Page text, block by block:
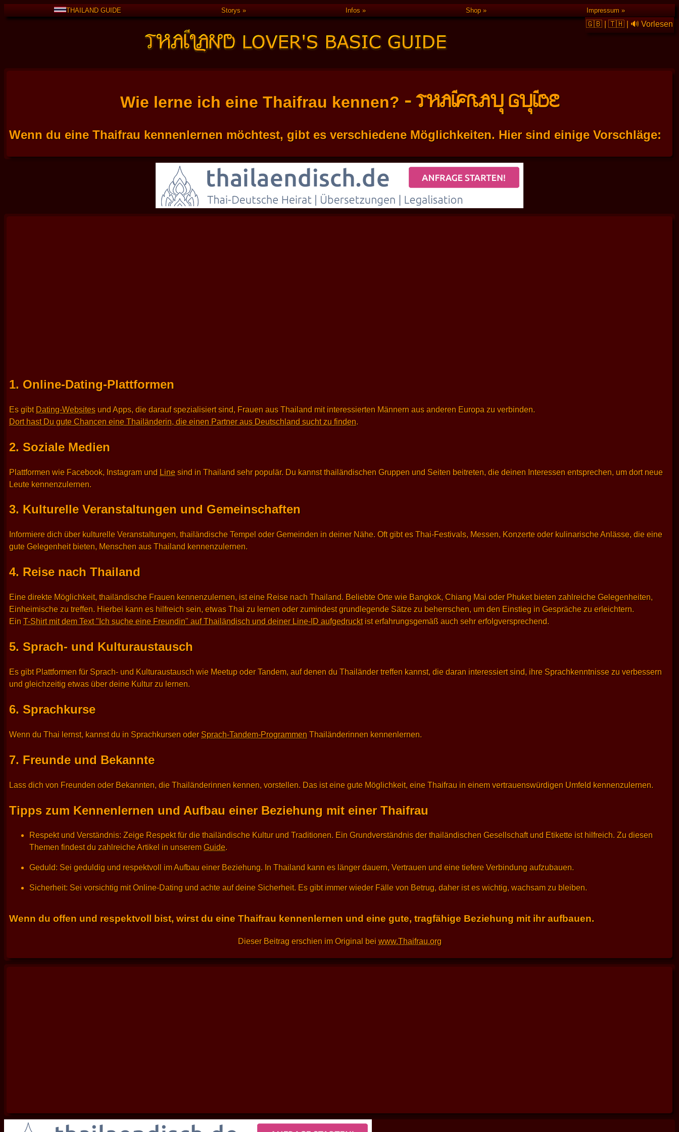
THAILAND GUIDE Storys Infos Shop Impressum
🇬🇧 | 🇹🇭 | 🔊 Vorlesen
Wie lerne ich eine Thaifrau kennen? - THAIFRAU GUIDE
Wenn du eine Thaifrau kennenlernen möchtest, gibt es verschiedene Möglichkeiten. Hier sind einige Vorschläge:
1. Online-Dating-Plattformen
Es gibt Dating-Websites und Apps, die darauf spezialisiert sind, Frauen aus Thailand mit interessierten Männern aus anderen Europa zu verbinden.
Dort hast Du gute Chancen eine Thailänderin, die einen Partner aus Deutschland sucht zu finden.
2. Soziale Medien
Plattformen wie Facebook, Instagram und Line sind in Thailand sehr populär. Du kannst thailändischen Gruppen und Seiten beitreten, die deinen Interessen entsprechen, um dort neue
Leute kennenzulernen.
3. Kulturelle Veranstaltungen und Gemeinschaften
Informiere dich über kulturelle Veranstaltungen, thailändische Tempel oder Gemeinden in deiner Nähe. Oft gibt es Thai-Festivals, Messen, Konzerte oder kulinarische Anlässe, die eine
gute Gelegenheit bieten, Menschen aus Thailand kennenzulernen.
4. Reise nach Thailand
Eine direkte Möglichkeit, thailändische Frauen kennenzulernen, ist eine Reise nach Thailand. Beliebte Orte wie Bangkok, Chiang Mai oder Phuket bieten zahlreiche Gelegenheiten,
Einheimische zu treffen. Hierbei kann es hilfreich sein, etwas Thai zu lernen oder zumindest grundlegende Sätze zu beherrschen, um den Einstieg in Gespräche zu erleichtern.
Ein T-Shirt mit dem Text "Ich suche eine Freundin" auf Thailändisch und deiner Line-ID aufgedrucktist erfahrungsgemäß auch sehr erfolgversprechend.
5. Sprach- und Kulturaustausch
Es gibt Plattformen für Sprach- und Kulturaustausch wie Meetup oder Tandem, auf denen du Thailänder treffen kannst, die daran interessiert sind, ihre Sprachkenntnisse zu verbessern
und gleichzeitig etwas über deine Kultur zu lernen.
6. Sprachkurse
Wenn du Thai lernst, kannst du in Sprachkursen oder Sprach-Tandem-Programmen Thailänderinnen kennenlernen.
7. Freunde und Bekannte
Lass dich von Freunden oder Bekannten, die Thailänderinnen kennen, vorstellen. Das ist eine gute Möglichkeit, eine Thaifrau in einem vertrauenswürdigen Umfeld kennenzulernen.
Tipps zum Kennenlernen und Aufbau einer Beziehung mit einer Thaifrau
Respekt und Verständnis: Zeige Respekt für die thailändische Kultur und Traditionen. Ein Grundverständnis der thailändischen Gesellschaft und Etikette ist hilfreich. Zu diesen
Themen findest du zahlreiche Artikel in unseremGuide.
Geduld: Sei geduldig und respektvoll im Aufbau einer Beziehung. In Thailand kann es länger dauern, Vertrauen und eine tiefere Verbindung aufzubauen.
Sicherheit: Sei vorsichtig mit Online-Dating und achte auf deine Sicherheit. Es gibt immer wieder Fälle von Betrug, daher ist es wichtig, wachsam zu bleiben.
Wenn du offen und respektvoll bist, wirst du eine Thaifrau kennenlernen und eine gute, tragfähige Beziehung mit ihr aufbauen.
Dieser Beitrag erschien im Original bei www.Thaifrau.org